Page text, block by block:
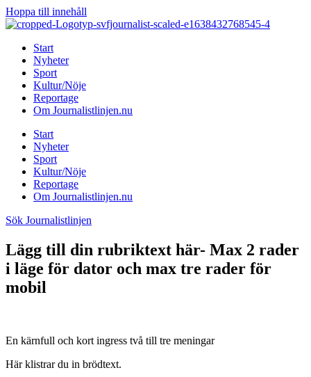
Hoppa till innehåll
Start
Nyheter
Sport
Kultur/Nöje
Reportage
Om Journalistlinjen.nu
Start
Nyheter
Sport
Kultur/Nöje
Reportage
Om Journalistlinjen.nu
Sök Journalistlinjen
Lägg till din rubriktext här- Max 2 rader
i läge för dator och max tre rader för
mobil
En kärnfull och kort ingress två till tre meningar
Här klistrar du in brödtext.